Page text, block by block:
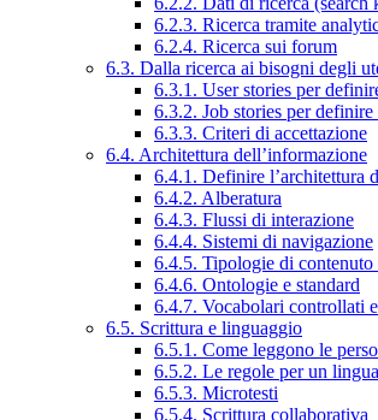
6.2.3. Ricerca tramite
6.2.4. Ricerca sui forum
6.3. Dalla ricerca ai bisogni degli
6.3.1. User stories per
6.3.2. Job stories per
6.3.3. Criteri di accettazione
6.4. Architettura dell’informazione
6.4.1. Definire l’architettura
6.4.2. Alberatura
6.4.3. Flussi di interazione
6.4.4. Sistemi di navigazione
6.4.5. Tipologie di contenuto
6.4.6. Ontologie e standard
6.4.7. Vocabolari controllati
6.5. Scrittura e linguaggio
6.5.1. Come leggono le
6.5.2. Le regole per un
6.5.3. Microtesti
6.5.4. Scrittura collaborativa